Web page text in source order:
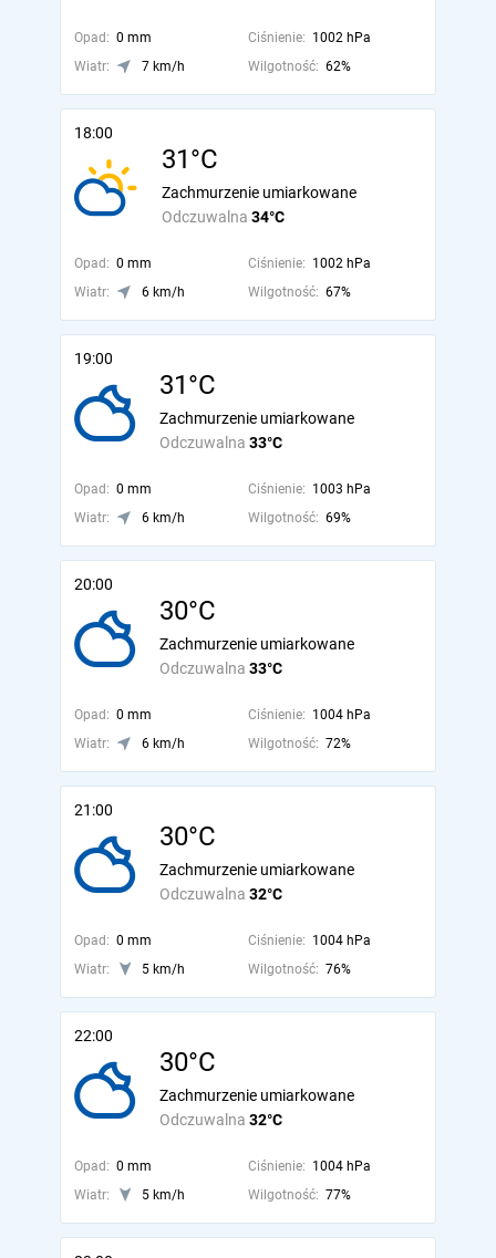
Opad: 0 mm Ciśnienie: 1002 hPa
Wiatr:
7 km/h Wilgotność: 62%
18:00
31°C
Odczuwalna 34°C
Zachmurzenie umiarkowane
Opad: 0 mm Ciśnienie: 1002 hPa
Wiatr:
6 km/h Wilgotność: 67%
19:00
31°C
Odczuwalna 33°C
Zachmurzenie umiarkowane
Opad: 0 mm Ciśnienie: 1003 hPa
Wiatr:
6 km/h Wilgotność: 69%
20:00
30°C
Odczuwalna 33°C
Zachmurzenie umiarkowane
Opad: 0 mm Ciśnienie: 1004 hPa
Wiatr:
6 km/h Wilgotność: 72%
21:00
30°C
Odczuwalna 32°C
Zachmurzenie umiarkowane
Opad: 0 mm Ciśnienie: 1004 hPa
Wiatr:
5 km/h Wilgotność: 76%
22:00
30°C
Odczuwalna 32°C
Zachmurzenie umiarkowane
Opad: 0 mm Ciśnienie: 1004 hPa
Wiatr:
5 km/h Wilgotność: 77%